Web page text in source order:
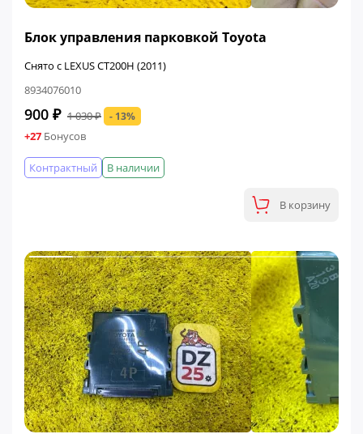
Блок управления парковкой Toyota
Снято с LEXUS CT200H (2011)
8934076010
900 ₽ 1 030 ₽ - 13%
+27 Бонусов
В наличии
Контрактный
В корзину